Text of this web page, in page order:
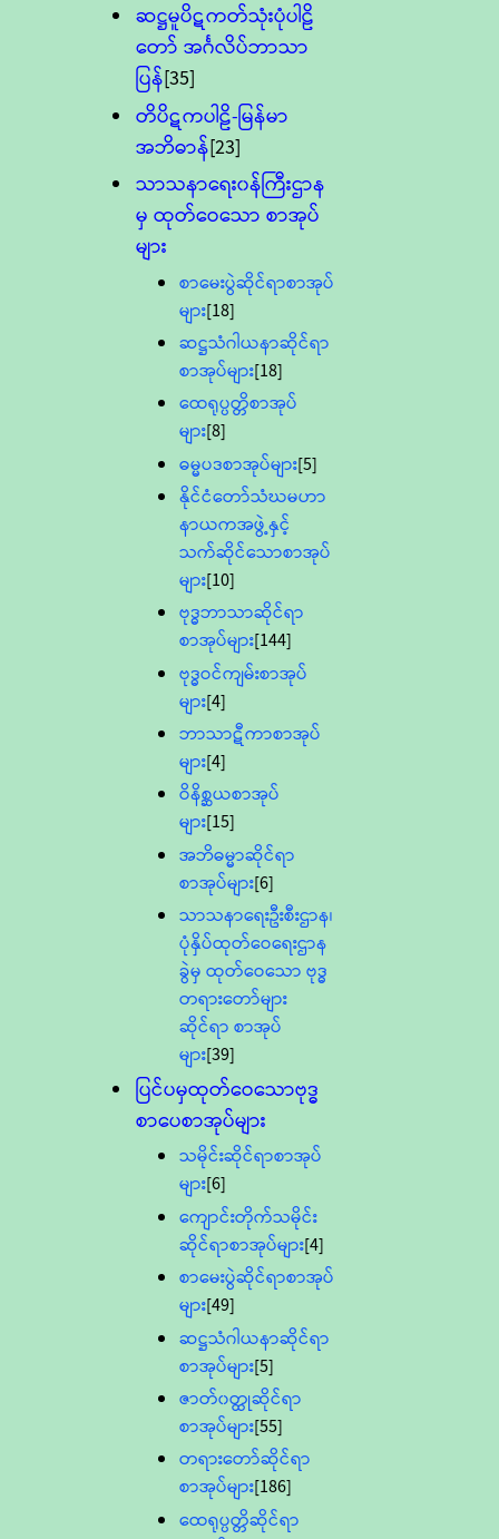
ဆဋ္ဌမူပိဋကတ်သုံးပုံပါဠိ
တော် အင်္ဂလိပ်ဘာသာ
ပြန်[35]
တိပိဋကပါဠိ-မြန်မာ
အဘိဓာန်[23]
သာသနာရေး၀န်ကြီးဌာန
မှ ထုတ်ဝေသော စာအုပ်
များ
စာမေးပွဲဆိုင်ရာစာအုပ်
များ[18]
ဆဋ္ဌသံဂါယနာဆိုင်ရာ
စာအုပ်များ[18]
ထေရုပ္ပတ္တိစာအုပ်
များ[8]
ဓမ္မပဒစာအုပ်များ[5]
နိုင်ငံတော်သံဃမဟာ
နာယကအဖွဲ့နှင့်
သက်ဆိုင်သောစာအုပ်
များ[10]
ဗုဒ္ဓဘာသာဆိုင်ရာ
စာအုပ်များ[144]
ဗုဒ္ဓဝင်ကျမ်းစာအုပ်
များ[4]
ဘာသာဋီကာစာအုပ်
များ[4]
ဝိနိစ္ဆယစာအုပ်
များ[15]
အဘိဓမ္မာဆိုင်ရာ
စာအုပ်များ[6]
သာသနာရေးဦးစီးဌာန၊
ပုံနှိပ်ထုတ်ဝေရေးဌာန
ခွဲမှ ထုတ်ဝေသော ဗုဒ္ဓ
တရားတော်များ
ဆိုင်ရာ စာအုပ်
များ[39]
ပြင်ပမှထုတ်ဝေသောဗုဒ္ဓ
စာပေစာအုပ်များ
သမိုင်းဆိုင်ရာစာအုပ်
များ[6]
ကျောင်းတိုက်သမိုင်း
ဆိုင်ရာစာအုပ်များ[4]
စာမေးပွဲဆိုင်ရာစာအုပ်
များ[49]
ဆဋ္ဌသံဂါယနာဆိုင်ရာ
စာအုပ်များ[5]
ဇာတ်၀တ္ထုဆိုင်ရာ
စာအုပ်များ[55]
တရားတော်ဆိုင်ရာ
စာအုပ်များ[186]
ထေရုပ္ပတ္တိဆိုင်ရာ